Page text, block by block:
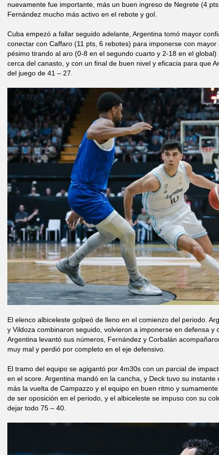
nuevamente fue importante, más un buen ingreso de Negrete (4
Fernández mucho más activo en el rebote y gol.
Cuba empezó a fallar seguido adelante, Argentina tomó mayor
conectar con Caffaro (11 pts, 6 rebotes) para imponerse con
pésimo tirando al aro (0-8 en el segundo cuarto y 2-18 en el
cerca del canasto, y con un final de buen nivel y eficacia para que
del juego de 41 – 27.
El elenco albiceleste golpeó de lleno en el comienzo del periodo.
y Vildoza combinaron seguido, volvieron a imponerse en defensa y
Argentina levantó sus números, Fernández y Corbalán
muy mal y perdió por completo en el eje defensivo.
El tramo del equipo se agigantó por 4m30s con un parcial de
en el score. Argentina mandó en la cancha, y Deck tuvo su
más la vuelta de Campazzo y el equipo en buen ritmo y
de ser oposición en el periodo, y el albiceleste se impuso con su
dejar todo 75 – 40.